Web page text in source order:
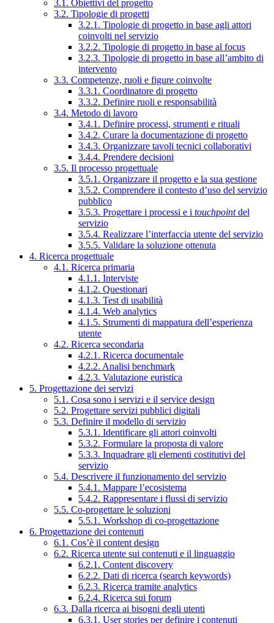
3.1. Obiettivi del progetto
3.2. Tipologie di progetti
3.2.1. Tipologie di progetto in base agli attori
coinvolti nel servizio
3.2.2. Tipologie di progetto in base al focus
3.2.3. Tipologie di progetto in base all’ambito di
intervento
3.3. Competenze, ruoli e figure coinvolte
3.3.1. Coordinatore di progetto
3.3.2. Definire ruoli e responsabilità
3.4. Metodo di lavoro
3.4.1. Definire processi, strumenti e rituali
3.4.2. Curare la documentazione di progetto
3.4.3. Organizzare tavoli tecnici collaborativi
3.4.4. Prendere decisioni
3.5. Il processo progettuale
3.5.1. Organizzare il progetto e la sua gestione
3.5.2. Comprendere il contesto d’uso del servizio
pubblico
3.5.3. Progettare i processi e i touchpointdel
servizio
3.5.4. Realizzare l’interfaccia utente del servizio
3.5.5. Validare la soluzione ottenuta
4. Ricerca progettuale
4.1. Ricerca primaria
4.1.1. Interviste
4.1.2. Questionari
4.1.3. Test di usabilità
4.1.4. Web analytics
4.1.5. Strumenti di mappatura dell’esperienza
utente
4.2. Ricerca secondaria
4.2.1. Ricerca documentale
4.2.2. Analisi benchmark
4.2.3. Valutazione euristica
5. Progettazione dei servizi
5.1. Cosa sono i servizi e il service design
5.2. Progettare servizi pubblici digitali
5.3. Definire il modello di servizio
5.3.1. Identificare gli attori coinvolti
5.3.2. Formulare la proposta di valore
5.3.3. Inquadrare gli elementi costitutivi del
servizio
5.4. Descrivere il funzionamento del servizio
5.4.1. Mappare l’ecosistema
5.4.2. Rappresentare i flussi di servizio
5.5. Co-progettare le soluzioni
5.5.1. Workshop di co-progettazione
6. Progettazione dei contenuti
6.1. Cos’è il content design
6.2. Ricerca utente sui contenuti e il linguaggio
6.2.1. Content discovery
6.2.2. Dati di ricerca (search keywords)
6.2.3. Ricerca tramite analytics
6.2.4. Ricerca sui forum
6.3. Dalla ricerca ai bisogni degli utenti
6.3.1. User stories per definire i contenuti